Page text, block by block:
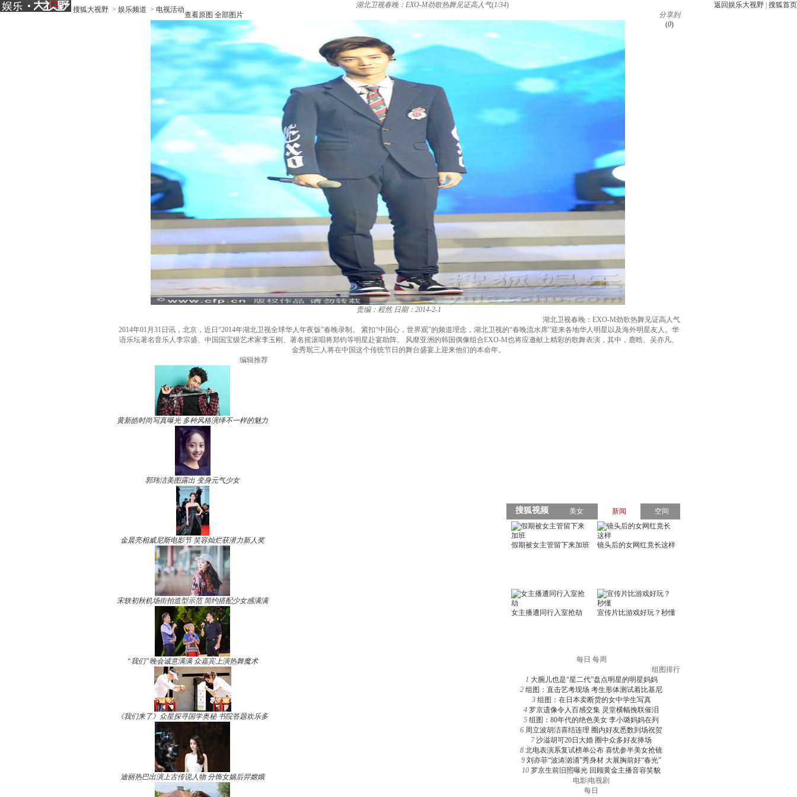
搜狐大视野 > 娱乐频道 > 电视活动
返回娱乐大视野 搜狐首页
湖北卫视春晚：EXO-M劲歌热舞见证高人气(1/34)
查看原图 全部图片
分享到
(0)
责编：程然 日期：2014-2-1
湖北卫视春晚：EXO-M劲歌热舞见证高人气
2014年01月31日讯，北京，近日“2014年湖北卫视全球华人年夜饭”春晚录制。 紧扣“中国心，世界观”的频道理念，湖北卫视的“春晚流水席”迎来各地华人明星以及海外明星友人。华
语乐坛著名音乐人李宗盛、中国国宝级艺术家李玉刚、著名摇滚唱将郑钧等明星赴宴助阵。 风靡亚洲的韩国偶像组合EXO-M也将应邀献上精彩的歌舞表演，其中，鹿晗、吴亦凡、
金秀珉三人将在中国这个传统节日的舞台盛宴上迎来他们的本命年。
编辑推荐
黄新皓时尚写真曝光 多种风格演绎不一样的魅力
郭玮洁美图露出 变身元气少女
金晨亮相威尼斯电影节 笑容灿烂获潜力新人奖
宋轶初秋机场街拍造型示范 简约搭配少女感满满
“我们”晚会诚意满满 众嘉宾上演热舞魔术
《我们来了》众星探寻国学奥秘 书院答题欢乐多
迪丽热巴出演上古传说人物 分饰女娲后羿嫦娥
每日 每周
组图排行
1 大腕儿也是“星二代”盘点明星的明星妈妈
2 组图：直击艺考现场 考生形体测试着比基尼
3 组图：在日本卖断货的女中学生写真
4 罗京遗像令人百感交集 灵堂横幅挽联催泪
5 组图：80年代的绝色美女 李小璐妈妈在列
6 周立波胡洁喜结连理 圈内好友悉数到场祝贺
7 沙溢胡可20日大婚 圈中众多好友捧场
8 北电表演系复试榜单公布 喜忧参半美女抢镜
9 刘亦菲“波涛汹涌”秀身材 大展胸前好“春光”
10 罗京生前旧照曝光 回顾黄金主播音容笑貌
电影 电视剧
每日